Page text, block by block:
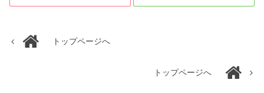
トップページへ
トップページへ